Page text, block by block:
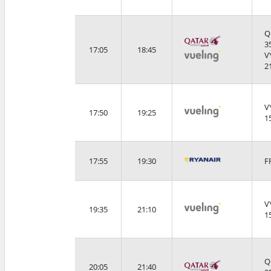
17:05 18:45
17:50 19:25
17:55 19:30
19:35 21:10
20:05 21:40